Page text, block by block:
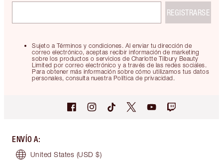
Sujeto a Términos y condiciones. Al enviar tu dirección de
correo electrónico, aceptas recibir información de marketing
sobre los productos o servicios de Charlotte Tilbury Beauty
Limited por correo electrónico y a través de las redes sociales.
Para obtener más información sobre cómo utilizamos tus datos
personales, consulta nuestra Política de privacidad.
REGISTRARSE
ENVÍO A:
United States (USD $)